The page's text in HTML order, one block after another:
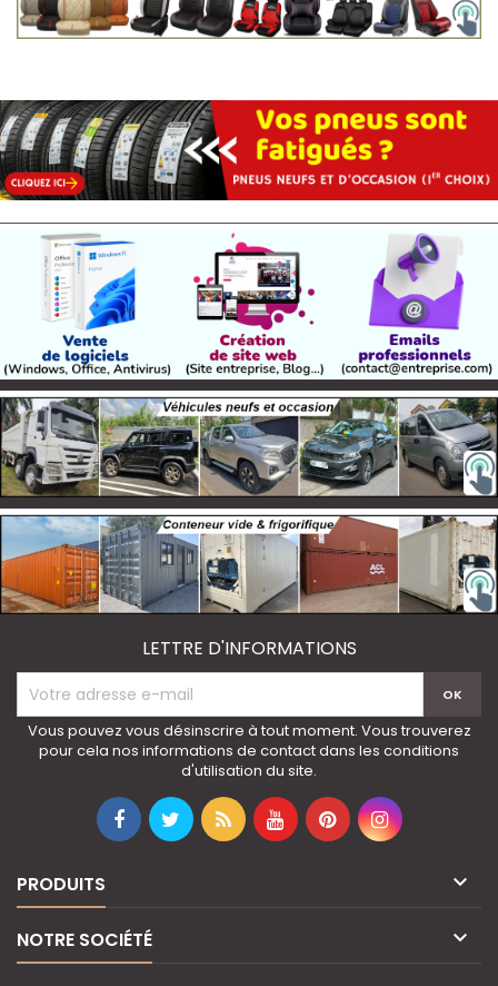
LETTRE D'INFORMATIONS
Vous pouvez vous désinscrire à tout moment. Vous trouverez
pour cela nos informations de contact dans les conditions
d'utilisation du site.
PRODUITS 
NOTRE SOCIÉTÉ 